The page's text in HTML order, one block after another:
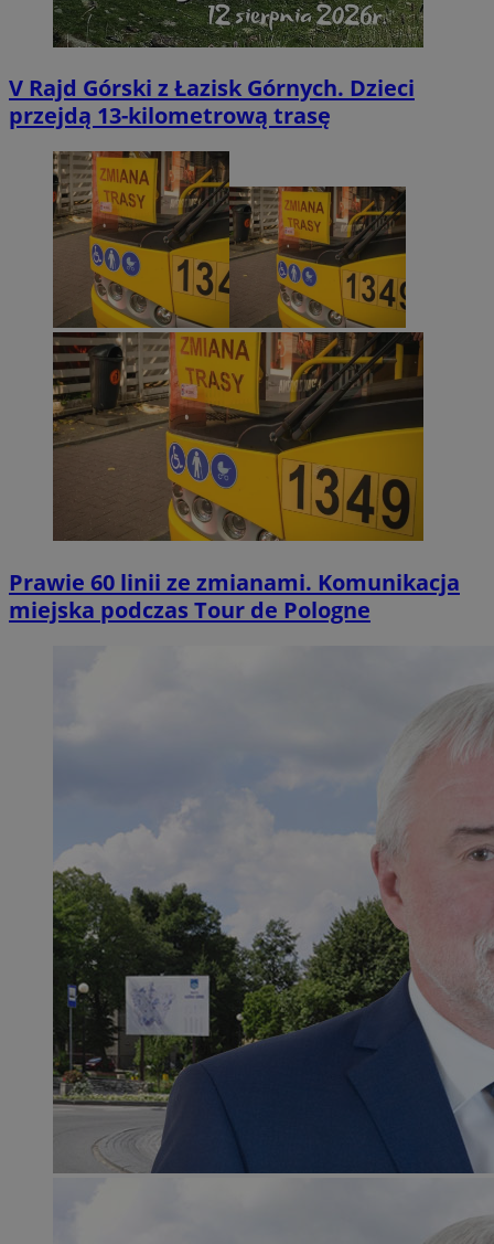
V Rajd Górski z Łazisk Górnych. Dzieci
przejdą 13-kilometrową trasę
Prawie 60 linii ze zmianami. Komunikacja
miejska podczas Tour de Pologne